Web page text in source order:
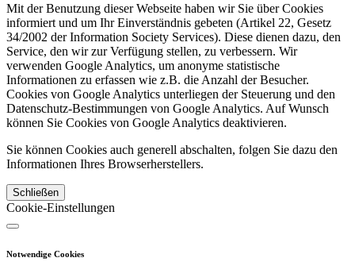
Mit der Benutzung dieser Webseite haben wir Sie über Cookies
informiert und um Ihr Einverständnis gebeten (Artikel 22, Gesetz
34/2002 der Information Society Services). Diese dienen dazu, den
Service, den wir zur Verfügung stellen, zu verbessern. Wir
verwenden Google Analytics, um anonyme statistische
Informationen zu erfassen wie z.B. die Anzahl der Besucher.
Cookies von Google Analytics unterliegen der Steuerung und den
Datenschutz-Bestimmungen von Google Analytics. Auf Wunsch
können Sie Cookies von Google Analytics deaktivieren.
Sie können Cookies auch generell abschalten, folgen Sie dazu den
Informationen Ihres Browserherstellers.
Schließen
Cookie-Einstellungen
Notwendige Cookies